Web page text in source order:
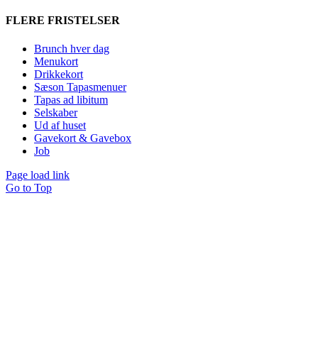
FLERE FRISTELSER
Brunch hver dag
Menukort
Drikkekort
Sæson Tapasmenuer
Tapas ad libitum
Selskaber
Ud af huset
Gavekort & Gavebox
Job
Page load link
Go to Top